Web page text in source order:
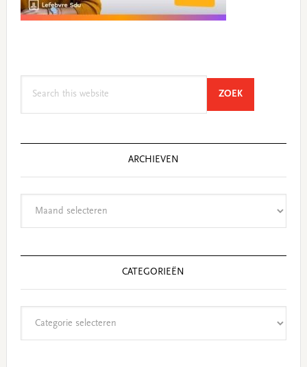
ZOEKSEARCH
ARCHIEVEN
CATEGORIEËN